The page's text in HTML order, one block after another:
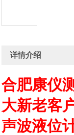
详情介绍
合肥康仪
大新老客
声波液位